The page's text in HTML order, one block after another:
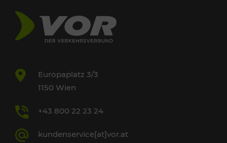
Europaplatz 3/3
1150 Wien
+43 800 22 23 24
kundenservice[at]vor.at